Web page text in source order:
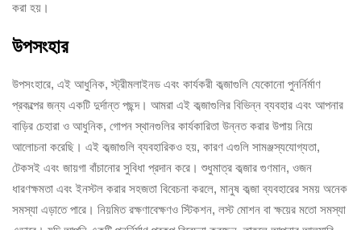
করা হয়।
উপসংহার
উপসংহারে, এই আধুনিক, স্ট্রীমলাইনড এবং কার্যকরী কব্জাগুলি যেকোনো পুনর্নির্মাণ
প্রকল্পের জন্য একটি দুর্দান্ত পছন্দ। আমরা এই কব্জাগুলির বিভিন্ন ব্যবহার এবং আপনার
বাড়ির চেহারা ও আধুনিক, গোপন স্থানগুলির কার্যকারিতা উন্নত করার উপায় নিয়ে
আলোচনা করেছি। এই কব্জাগুলি ব্যবহারিকও হয়, কারণ এগুলি সামঞ্জস্যযোগ্যতা,
টেকসই এবং জায়গা বাঁচানোর সুবিধা প্রদান করে। শুধুমাত্র কব্জার গুণমান, ওজন
ধারণক্ষমতা এবং ইনস্টল করার সহজতা বিবেচনা করলে, মানুষ কব্জা ব্যবহারের সময় অনেক
সমস্যা এড়াতে পারে। নিয়মিত রক্ষণাবেক্ষণও স্টিকশন, লস্ট মোশন বা ক্ষয়ের মতো সমস্যা